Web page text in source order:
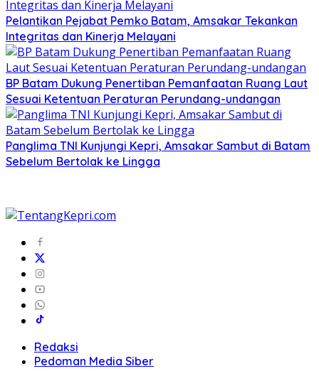
Pelantikan Pejabat Pemko Batam, Amsakar Tekankan
Integritas dan Kinerja Melayani
BP Batam Dukung Penertiban Pemanfaatan Ruang Laut
Sesuai Ketentuan Peraturan Perundang-undangan
Panglima TNI Kunjungi Kepri, Amsakar Sambut di Batam
Sebelum Bertolak ke Lingga
Redaksi
Pedoman Media Siber